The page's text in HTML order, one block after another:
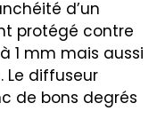
d’un
protégé contre
1 mm mais aussi
Le diffuseur
de bons degrés